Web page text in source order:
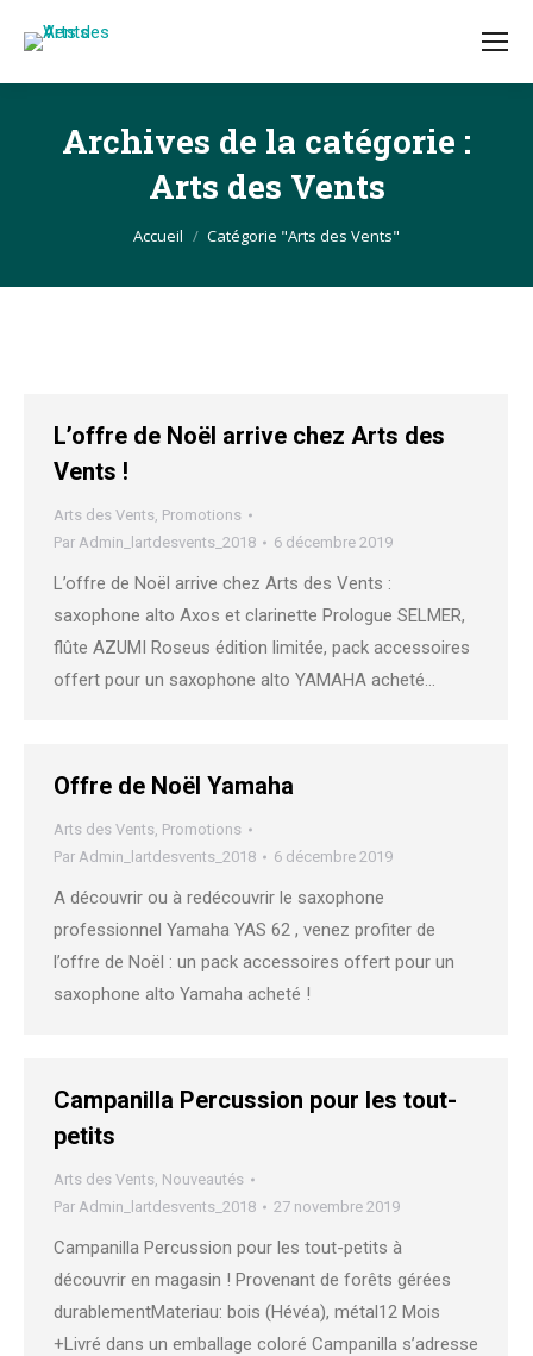
Archives de la catégorie :
Arts des Vents
Vous êtes ici :
Accueil Catégorie "Arts des Vents"
L’offre de Noël arrive chez Arts des
Vents !
Arts des Vents, Promotions
Par Admin_lartdesvents_2018 6 décembre 2019
L’offre de Noël arrive chez Arts des Vents :
saxophone alto Axos et clarinette Prologue SELMER,
flûte AZUMI Roseus édition limitée, pack accessoires
offert pour un saxophone alto YAMAHA acheté…
Offre de Noël Yamaha
Arts des Vents, Promotions
Par Admin_lartdesvents_2018 6 décembre 2019
A découvrir ou à redécouvrir le saxophone
professionnel Yamaha YAS 62 , venez profiter de
l’offre de Noël : un pack accessoires offert pour un
saxophone alto Yamaha acheté !
Campanilla Percussion pour les tout-
petits
Arts des Vents, Nouveautés
Par Admin_lartdesvents_2018 27 novembre 2019
Campanilla Percussion pour les tout-petits à
découvrir en magasin ! Provenant de forêts gérées
durablementMateriau: bois (Hévéa), métal12 Mois
+Livré dans un emballage coloré Campanilla s’adresse